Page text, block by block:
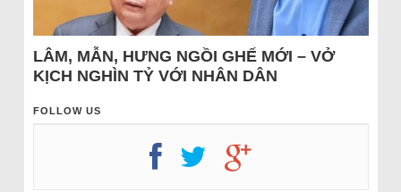
LÂM, MẪN, HƯNG NGỒI GHẾ MỚI – VỞ
KỊCH NGHÌN TỶ VỚI NHÂN DÂN
FOLLOW US